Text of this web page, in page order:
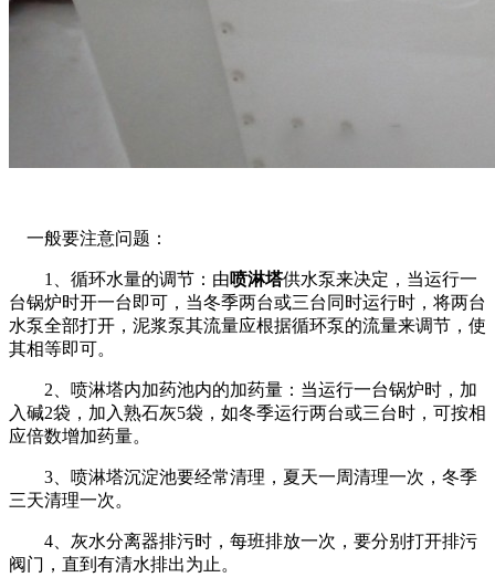
一般要注意问题：
1、循环水量的调节：由喷淋塔供水泵来决定，当运行一
台锅炉时开一台即可，当冬季两台或三台同时运行时，将两台
水泵全部打开，泥浆泵其流量应根据循环泵的流量来调节，使
其相等即可。
2、喷淋塔内加药池内的加药量：当运行一台锅炉时，加
入碱2袋，加入熟石灰5袋，如冬季运行两台或三台时，可按相
应倍数增加药量。
3、喷淋塔沉淀池要经常清理，夏天一周清理一次，冬季
三天清理一次。
4、灰水分离器排污时，每班排放一次，要分别打开排污
阀门，直到有清水排出为止。